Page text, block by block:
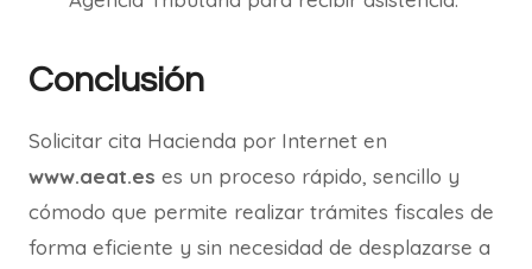
Conclusión
Solicitar cita Hacienda por Internet en
www.aeat.es es un proceso rápido, sencillo y
cómodo que permite realizar trámites fiscales de
forma eficiente y sin necesidad de desplazarse a